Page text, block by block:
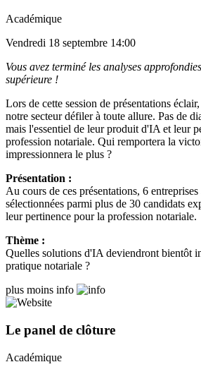
Académique
Vendredi 18 septembre 14:00
Vous avez terminé les analyses
supérieure !
Lors de cette session de présentations
notre secteur défiler à toute allure. Pas de
mais l'essentiel de leur produit d'IA et leur
profession notariale. Qui remportera la
impressionnera le plus ?
Présentation :
Au cours de ces présentations, 6
sélectionnées parmi plus de 30 candidats
leur pertinence pour la profession notariale.
Thème :
Quelles solutions d'IA deviendront bientôt
pratique notariale ?
plus moins info
Le panel de clôture
Académique